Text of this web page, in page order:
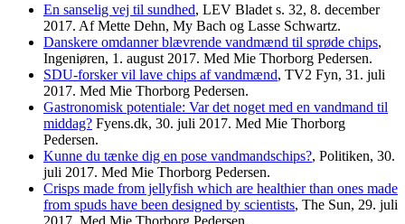
En sanselig vej til sundhed, LEV Bladet s. 32, 8. december
2017. Af Mette Dehn, My Bach og Lasse Schwartz.
Danskere omdanner blævrende vandmænd til sprøde chips,
Ingeniøren, 1. august 2017. Med Mie Thorborg Pedersen.
SDU-forsker vil lave chips af vandmænd, TV2 Fyn, 31. juli
2017. Med Mie Thorborg Pedersen.
Gastronomisk potentiale: Var det noget med en vandmand til
middag? Fyens.dk, 30. juli 2017. Med Mie Thorborg
Pedersen.
Kunne du tænke dig en pose vandmandschips?, Politiken, 30.
juli 2017. Med Mie Thorborg Pedersen.
Crisps made from jellyfish which are healthier than ones made
from spuds have been designed by scientists, The Sun, 29. juli
2017. Med Mie Thorborg Pedersen.